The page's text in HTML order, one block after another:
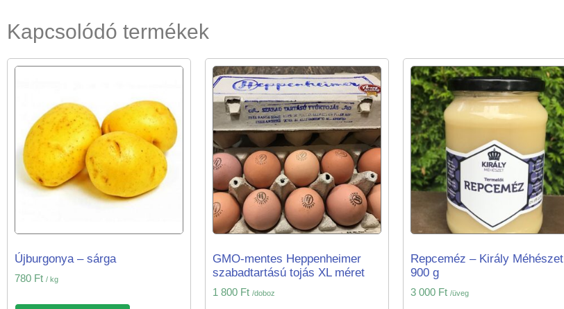
Kapcsolódó termékek
Újburgonya – sárga
780 Ft / kg
GMO-mentes Heppenheimer
szabadtartású tojás XL méret
1 800 Ft /doboz
Repceméz – Király Méhészet
900 g
3 000 Ft /üveg